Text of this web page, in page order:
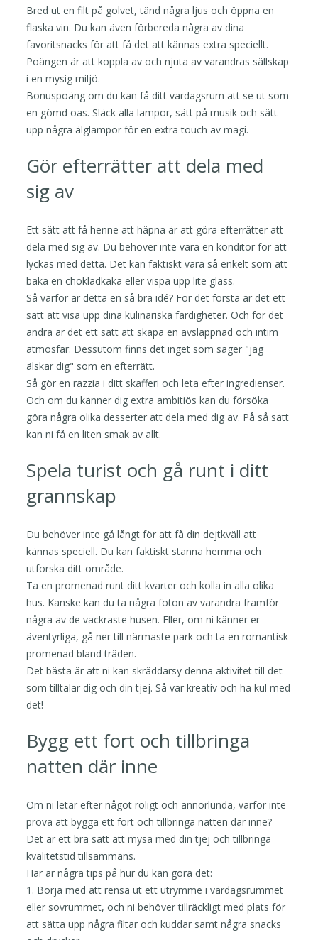
Bred ut en filt på golvet, tänd några ljus och öppna en
flaska vin. Du kan även förbereda några av dina
favoritsnacks för att få det att kännas extra speciellt.
Poängen är att koppla av och njuta av varandras sällskap
i en mysig miljö.
Bonuspoäng om du kan få ditt vardagsrum att se ut som
en gömd oas. Släck alla lampor, sätt på musik och sätt
upp några älglampor för en extra touch av magi.
Gör efterrätter att dela med
sig av
Ett sätt att få henne att häpna är att göra efterrätter att
dela med sig av. Du behöver inte vara en konditor för att
lyckas med detta. Det kan faktiskt vara så enkelt som att
baka en chokladkaka eller vispa upp lite glass.
Så varför är detta en så bra idé? För det första är det ett
sätt att visa upp dina kulinariska färdigheter. Och för det
andra är det ett sätt att skapa en avslappnad och intim
atmosfär. Dessutom finns det inget som säger "jag
älskar dig" som en efterrätt.
Så gör en razzia i ditt skafferi och leta efter ingredienser.
Och om du känner dig extra ambitiös kan du försöka
göra några olika desserter att dela med dig av. På så sätt
kan ni få en liten smak av allt.
Spela turist och gå runt i ditt
grannskap
Du behöver inte gå långt för att få din dejtkväll att
kännas speciell. Du kan faktiskt stanna hemma och
utforska ditt område.
Ta en promenad runt ditt kvarter och kolla in alla olika
hus. Kanske kan du ta några foton av varandra framför
några av de vackraste husen. Eller, om ni känner er
äventyrliga, gå ner till närmaste park och ta en romantisk
promenad bland träden.
Det bästa är att ni kan skräddarsy denna aktivitet till det
som tilltalar dig och din tjej. Så var kreativ och ha kul med
det!
Bygg ett fort och tillbringa
natten där inne
Om ni letar efter något roligt och annorlunda, varför inte
prova att bygga ett fort och tillbringa natten där inne?
Det är ett bra sätt att mysa med din tjej och tillbringa
kvalitetstid tillsammans.
Här är några tips på hur du kan göra det:
1. Börja med att rensa ut ett utrymme i vardagsrummet
eller sovrummet, och ni behöver tillräckligt med plats för
att sätta upp några filtar och kuddar samt några snacks